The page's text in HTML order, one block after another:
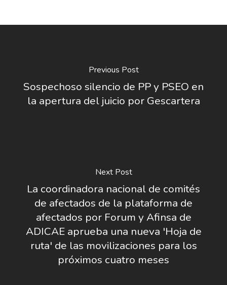
Previous Post
Sospechoso silencio de PP y PSEO en
la apertura del juicio por Gescartera
Next Post
La coordinadora nacional de comités
de afectados de la plataforma de
afectados por Forum y Afinsa de
ADICAE aprueba una nueva 'Hoja de
ruta' de las movilizaciones para los
próximos cuatro meses